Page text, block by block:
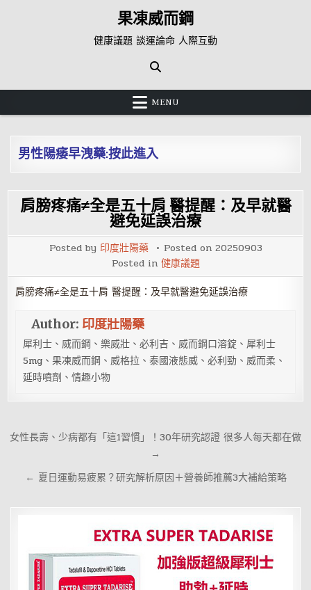
果凍威而鋼
健康議題 談運論命 人際互動
MENU
男性陽痿早洩藥:按此進入
肩膀疼痛≠全是五十肩 醫提醒：及早就醫
避免延誤治療
Posted by 印度壯陽藥 Posted on 20250903
Posted in 健康議題
肩膀疼痛≠全是五十肩 醫提醒：及早就醫避免延誤治療
Author: 印度壯陽藥
犀利士、威而鋼、樂威壯、必利吉、威而鋼口溶錠、犀利士
5mg、果凍威而鋼、威格拉、泰國液態威、必利勁、威而柔、
延時噴劑、情趣小物
文
女性長壽、少病都有「這1習慣」！30年研究認證 很多人每天都在做
→
← 夏日運動易疲累？研究解析原因＋營養師推薦3大補給策略